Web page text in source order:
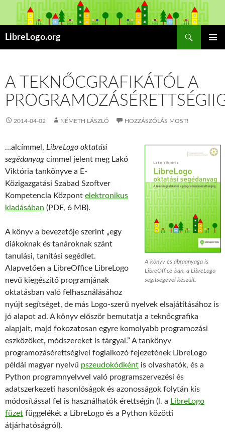
LibreLogo.org
A TEKNŐCGRAFIKÁTÓL A
2014-04-02 NÉMETH LÁSZLÓ HOZZÁSZÓLÁS MOST!
A könyv és ábraanyaga is
LibreOffice-ban, a LibreLogo
segítségével készült.
…alcímmel, LibreLogo oktatási
segédanyag címmel jelent meg Lakó
Viktória tankönyve a E-
Közigazgatási Szabad Szoftver
Kompetencia Központ elektronikus
kiadásában (PDF, 6 MB).
A könyv a bevezetője szerint „egy
diákoknak és tanároknak szánt
tanulási, tanítási segédlet.
Alapvetően a LibreOffice LibreLogo
nevű kiegészítő programjának
oktatásban való felhasználásához
nyújt segítséget, de más Logo-szerű nyelvek elsajátításához is
jó alapot ad. A könyv először bemutatja a teknőcgrafika
alapjait, majd fokozatosan egyre komolyabb programozási
eszközöket, módszereket is tárgyal.” A tankönyv
programozásérettségivel foglalkozó fejezetének LibreLogo
példái magyar nyelvű pszeudokódként is olvashatók, és a
Python programnyelvvel való programszervezési és
adatszerkezeti hasonlóságok és azonosságok folytán kis
módosítással fel is használhatók érettségin (l. a LibreLogo
füzet függelékét a LibreLogo és a Python közötti
átjárhatóságról).